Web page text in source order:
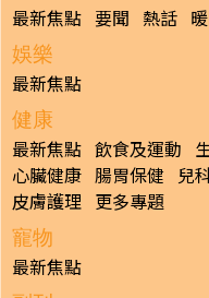
最新焦點 要聞 熱話
娛樂
最新焦點
健康
最新焦點 飲食及運動
心臟健康 腸胃保健 兒
皮膚護理 更多專題
寵物
最新焦點